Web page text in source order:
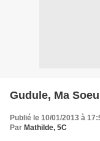
Gudule, Ma
Publié le 10/01/2013 à
Par Mathilde, 5C